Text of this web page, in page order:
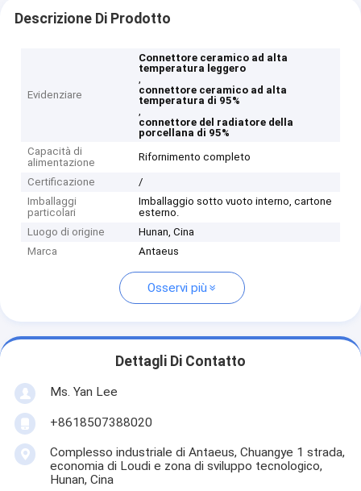
Descrizione Di Prodotto
Evidenziare
Connettore ceramico ad alta
temperatura leggero
,
connettore ceramico ad alta
temperatura di 95%
,
connettore del radiatore della
porcellana di 95%
Capacità di
alimentazione
Rifornimento completo
Certificazione
/
Imballaggi
particolari
Imballaggio sotto vuoto interno, cartone
esterno.
Luogo di origine
Hunan, Cina
Marca
Antaeus
Osservi più
Dettagli Di Contatto
Ms. Yan Lee
+8618507388020
Complesso industriale di Antaeus, Chuangye 1 strada,
economia di Loudi e zona di sviluppo tecnologico,
Hunan, Cina